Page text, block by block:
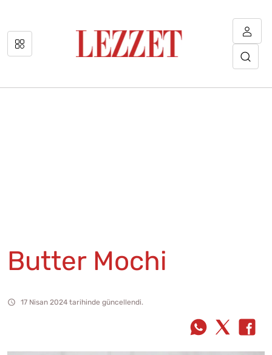
Butter Mochi
17 Nisan 2024 tarihinde güncellendi.